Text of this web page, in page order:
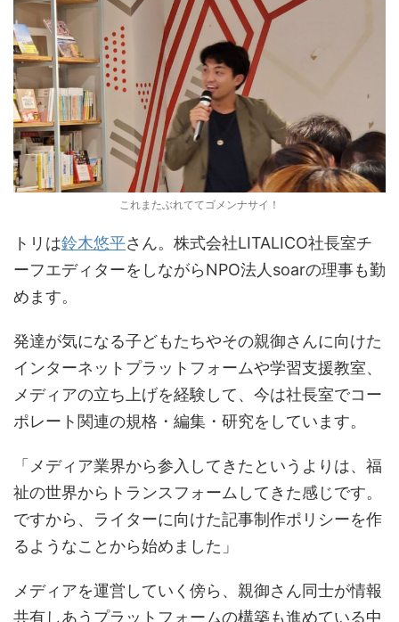
これまたぶれててゴメンナサイ！
トリは鈴木悠平さん。株式会社LITALICO社長室チ
ーフエディターをしながらNPO法人soarの理事も勤
めます。
発達が気になる子どもたちやその親御さんに向けた
インターネットプラットフォームや学習支援教室、
メディアの立ち上げを経験して、今は社長室でコー
ポレート関連の規格・編集・研究をしています。
「メディア業界から参入してきたというよりは、福
祉の世界からトランスフォームしてきた感じです。
ですから、ライターに向けた記事制作ポリシーを作
るようなことから始めました」
メディアを運営していく傍ら、親御さん同士が情報
共有しあうプラットフォームの構築も進めている中